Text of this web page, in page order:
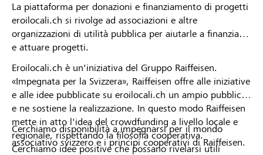
La piattaforma per donazioni e finanziamento di progetti
eroilocali.ch si rivolge ad associazioni e altre
organizzazioni di utilità pubblica per aiutarle a finanziare
e attuare progetti.
Eroilocali.ch è un'iniziativa del Gruppo Raiffeisen.
«Impegnata per la Svizzera», Raiffeisen offre alle iniziative
e alle idee pubblicate su eroilocali.ch un ampio pubblico
e ne sostiene la realizzazione. In questo modo Raiffeisen
mette in atto l'idea del crowdfunding a livello locale e
regionale, rispettando la filosofia cooperativa.
Cerchiamo idee positive che possano rivelarsi utili
Cerchiamo disponibilità a impegnarsi per il mondo
associativo svizzero e i principi cooperativi di Raiffeisen.